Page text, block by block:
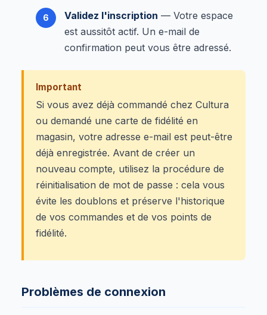
Validez l'inscription — Votre espace
est aussitôt actif. Un e-mail de
confirmation peut vous être adressé.
Important
Si vous avez déjà commandé chez Cultura
ou demandé une carte de fidélité en
magasin, votre adresse e-mail est peut-être
déjà enregistrée. Avant de créer un
nouveau compte, utilisez la procédure de
réinitialisation de mot de passe : cela vous
évite les doublons et préserve l'historique
de vos commandes et de vos points de
fidélité.
Problèmes de connexion